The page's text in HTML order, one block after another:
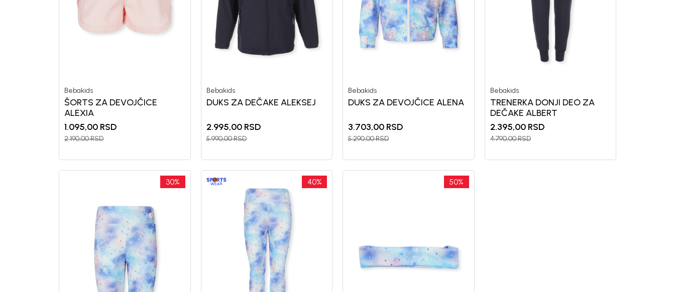
Bebakids
ŠORTS ZA DEVOJČICE
ALEXIA
1.095,00 RSD
2.190,00RSD
Bebakids
DUKS ZA DEČAKE ALEKSEJ
2.995,00 RSD
5.990,00RSD
Bebakids
DUKS ZA DEVOJČICE ALENA
3.703,00 RSD
5.290,00RSD
Bebakids
TRENERKA DONJI DEO ZA
DEČAKE ALBERT
2.395,00 RSD
4.790,00RSD
30% 40% 50%
uz prvu kupovinu
putem Promo-Tiket koda!
decenijama veruju.
Prijavi se, ostvari popuste i postani deo BebaKids priče.
Potvrđujem da sam pročitao/la, razumeo/la i da se slažem sa
politikom privatnosti